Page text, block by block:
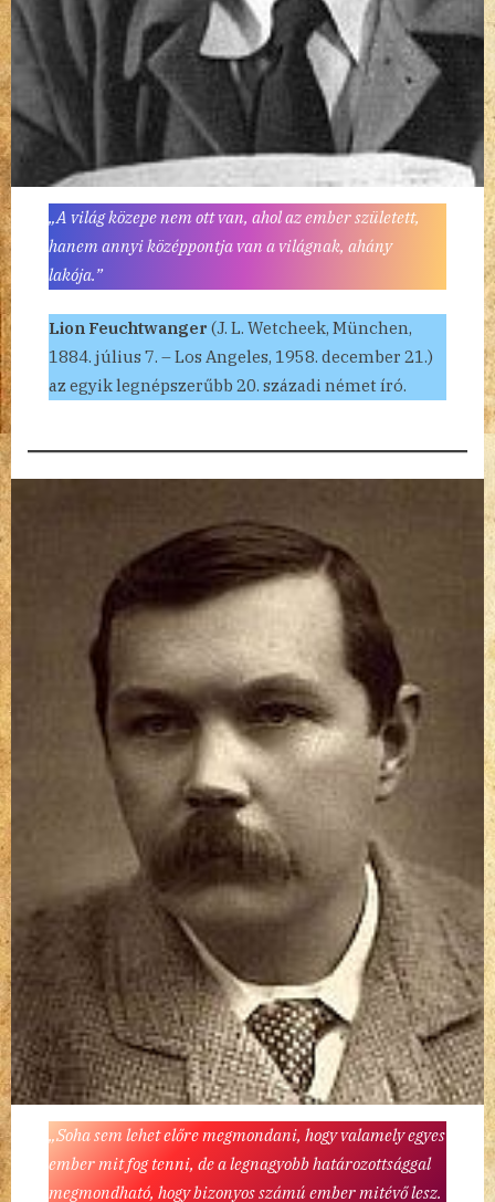
„A világ közepe nem ott van, ahol az ember született,
hanem annyi középpontja van a világnak, ahány
lakója.”
Lion Feuchtwanger (J. L. Wetcheek, München,
1884. július 7. – Los Angeles, 1958. december 21.)
az egyik legnépszerűbb 20. századi német író.
„Soha sem lehet előre megmondani, hogy valamely egyes
ember mit fog tenni, de a legnagyobb határozottsággal
megmondható, hogy bizonyos számú ember mitévő lesz.